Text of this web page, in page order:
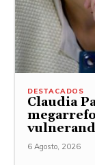
DESTACADOS
Claudia
6 Agosto, 2026